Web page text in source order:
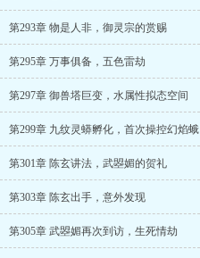
第293章 物是人非，御灵宗的赏赐
第295章 万事俱备，五色雷劫
第297章 御兽塔巨变，水属性拟态空间
第299章 九纹灵蟒孵化，首次操控幻焰蛾
第301章 陈玄讲法，武曌媚的贺礼
第303章 陈玄出手，意外发现
第305章 武曌媚再次到访，生死情劫